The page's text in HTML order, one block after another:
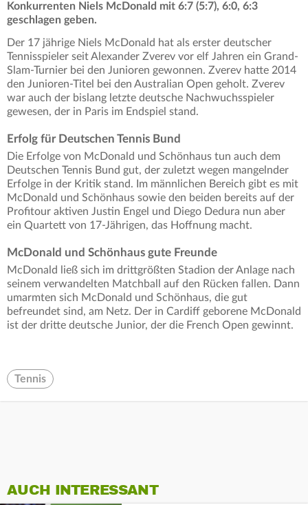
Konkurrenten Niels McDonald mit 6:7 (5:7), 6:0, 6:3
geschlagen geben.
Der 17 jährige Niels McDonald hat als erster deutscher
Tennisspieler seit Alexander Zverev vor elf Jahren ein Grand-
Slam-Turnier bei den Junioren gewonnen. Zverev hatte 2014
den Junioren-Titel bei den Australian Open geholt. Zverev
war auch der bislang letzte deutsche Nachwuchsspieler
gewesen, der in Paris im Endspiel stand.
Erfolg für Deutschen Tennis Bund
Die Erfolge von McDonald und Schönhaus tun auch dem
Deutschen Tennis Bund gut, der zuletzt wegen mangelnder
Erfolge in der Kritik stand. Im männlichen Bereich gibt es mit
McDonald und Schönhaus sowie den beiden bereits auf der
Profitour aktiven Justin Engel und Diego Dedura nun aber
ein Quartett von 17-Jährigen, das Hoffnung macht.
McDonald und Schönhaus gute Freunde
McDonald ließ sich im drittgrößten Stadion der Anlage nach
seinem verwandelten Matchball auf den Rücken fallen. Dann
umarmten sich McDonald und Schönhaus, die gut
befreundet sind, am Netz. Der in Cardiff geborene McDonald
ist der dritte deutsche Junior, der die French Open gewinnt.
Tennis
AUCH INTERESSANT